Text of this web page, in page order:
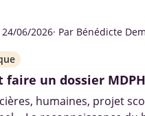
06/2026· Par Bénédicte
faire un dossier
humaines, projet